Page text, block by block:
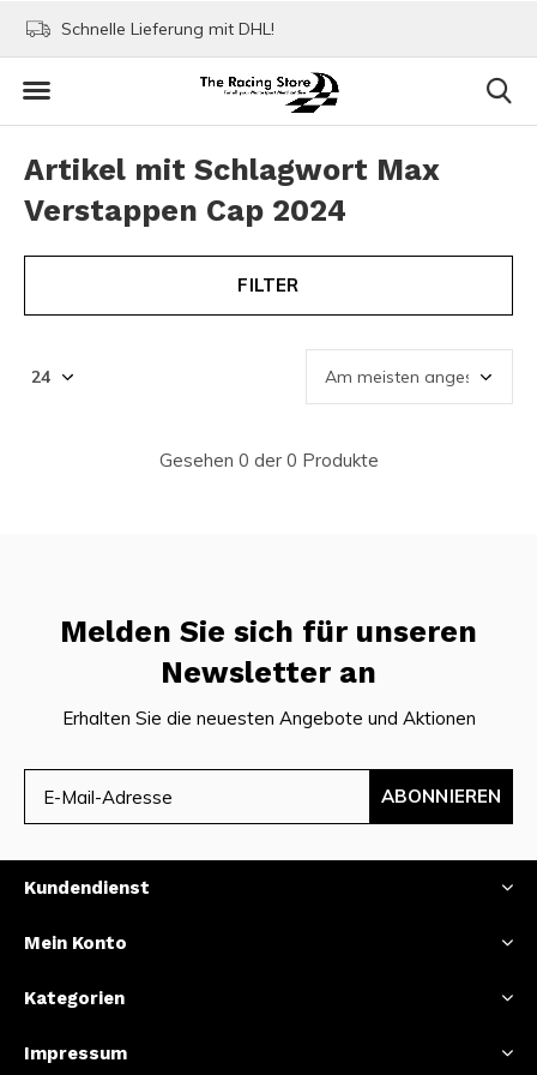
Schnelle Lieferung mit DHL!
Artikel mit Schlagwort Max
Verstappen Cap 2024
FILTER
Gesehen 0 der 0 Produkte
Melden Sie sich für unseren
Newsletter an
Erhalten Sie die neuesten Angebote und Aktionen
ABONNIEREN
Kundendienst
Mein Konto
Kategorien
Impressum